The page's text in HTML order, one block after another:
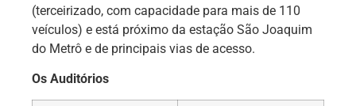
(terceirizado, com capacidade para mais de 110
veículos) e está próximo da estação São Joaquim
do Metrô e de principais vias de acesso.
Os Auditórios